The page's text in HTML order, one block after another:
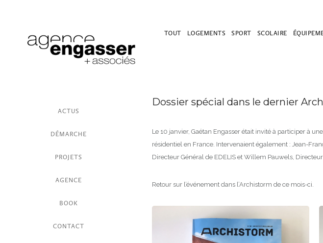
ACTUS
DÉMARCHE
PROJETS
AGENCE
BOOK
CONTACT
TOUT LOGEMENTS SPORT SCOLAIRE
Dossier spécial dans le dernier
Le 10 janvier, Gaétan Engasser était invité à participer à
résidentiel en France. Intervenaient également : Jean-
Directeur Général de EDELIS et Willem Pauwels,
Retour sur l’événement dans l’Archistorm de ce mois-ci.